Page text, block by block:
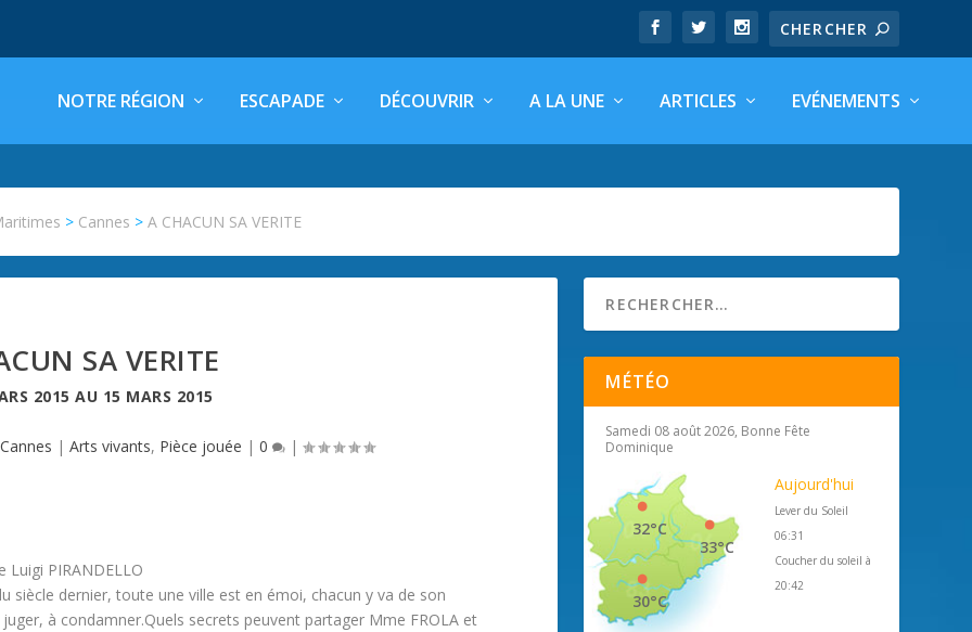
NOTRE RÉGION ESCAPADE DÉCOUVRIR A LA UNE ARTICLES EVÉNEMENTS
> Cannes >A CHACUN SA VERITE
SA VERITE
2015 AU 15 MARS 2015
Cannes | Arts vivants, Pièce jouée | 0 |
Luigi PIRANDELLO
siècle dernier, toute une ville est en émoi, chacun y va de son
à condamner.Quels secrets peuvent partager Mme FROLA et
MÉTÉO
Samedi 08 août 2026, Bonne Fête
Dominique
33°C
32°C
30°C
Aujourd'hui
Lever du Soleil
06:31
Coucher du soleil à
20:42